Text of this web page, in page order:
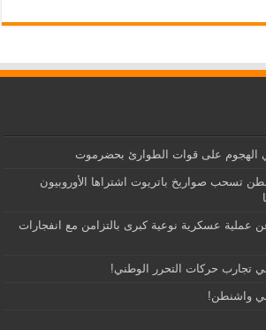
الهجوم على قوات الطوارئ بحضرموت
تسحب صواريخ باتريوت اشتراها الأوروبيون
عسكرية نوعية كبرى بالتزامن مع انفجارات
في تجارب حركات التحرر الوطني!
واشنطن!